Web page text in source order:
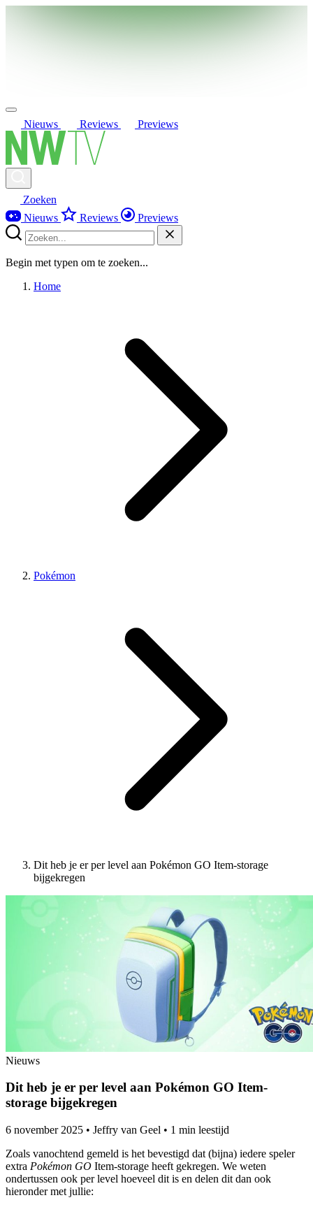
Nieuws Reviews Previews
Zoeken
Nieuws
Reviews Previews
Begin met typen om te zoeken...
Home
Pokémon
Dit heb je er per level aan Pokémon GO Item-storage
bijgekregen
Nieuws
Dit heb je er per level aan Pokémon GO Item-
storage bijgekregen
6 november 2025 • Jeffry van Geel • 1 min leestijd
Zoals vanochtend gemeld is het bevestigd dat (bijna) iedere speler
extra Pokémon GO Item-storage heeft gekregen. We weten
ondertussen ook per level hoeveel dit is en delen dit dan ook
hieronder met jullie: